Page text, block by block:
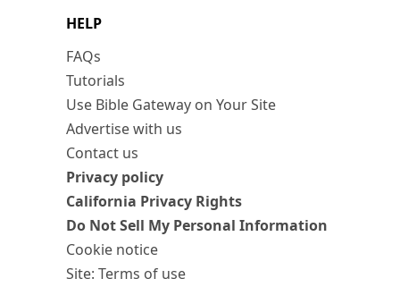
HELP
FAQs
Tutorials
Use Bible Gateway on Your Site
Advertise with us
Contact us
Privacy policy
California Privacy Rights
Do Not Sell My Personal Information
Cookie notice
Site: Terms of use